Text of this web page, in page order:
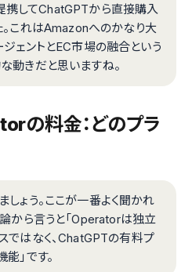
してChatGPTから直接購入
。これはAmazonへのかなり大
ジェントとEC市場の融合という
動きだと思いますね。
の料金：どのプラ
しょう。ここが一番よく聞かれ
論から言うと「Operatorは独立
ではなく、ChatGPTの有料プ
」です。